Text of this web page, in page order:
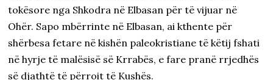
tokësore nga Shkodra në Elbasan për të vijuar në
Ohër. Sapo mbërrinte në Elbasan, ai kthente për
shërbesa fetare në kishën paleokristiane të këtij fshati
në hyrje të malësisë së Krrabës, e fare pranë rrjedhës
së djathtë të përroit të Kushës.